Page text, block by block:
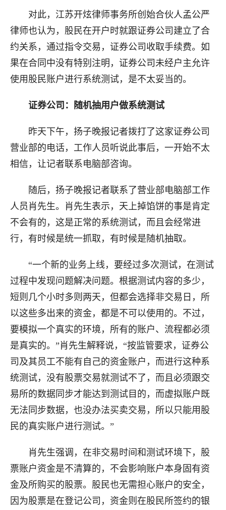
对此，江苏开炫律师事务所创始合伙人孟公严
律师也认为，股民在开户时就跟证券公司建立了合
约关系，通过指令交易，证券公司收取手续费。如
果在合同中没有特别注明，证券公司未经户主允许
使用股民账户进行系统测试，是不太妥当的。
证券公司：随机抽用户做系统测试
昨天下午，扬子晚报记者拨打了这家证券公司
营业部的电话，工作人员听说此事后，一开始不太
相信，让记者联系电脑部咨询。
随后，扬子晚报记者联系了营业部电脑部工作
人员肖先生。肖先生表示，天上掉馅饼的事是肯定
不会有的，这是正常的系统测试，而且会经常进
行，有时候是统一抓取，有时候是随机抽取。
“一个新的业务上线，要经过多次测试，在测试
过程中发现问题解决问题。根据测试内容的多少，
短则几个小时多则两天，但都会选择非交易日，所
以这些多出来的资金，都是不可以使用的。不过，
要模拟一个真实的环境，所有的账户、流程都必须
是真实的。”肖先生解释说，“按监管要求，证券公
司及其员工不能有自己的资金账户，而进行这种系
统测试，没有股票交易就测试不了，而且必须跟交
易所的数据同步才能达到测试目的，而虚拟账户既
无法同步数据，也没办法买卖交易，所以只能用股
民的真实账户进行测试。”
肖先生强调，在非交易时间和测试环境下，股
票账户资金是不清算的，不会影响账户本身固有资
金及所购买的股票。股民也无需担心账户的安全，
因为股票是在登记公司，资金则在股民所签约的银